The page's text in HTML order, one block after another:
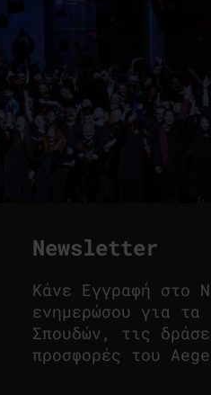
Newsletter
Κάνε Εγγραφή στο
ενημερώσου για τα
Σπουδών, τις
προσφορές του